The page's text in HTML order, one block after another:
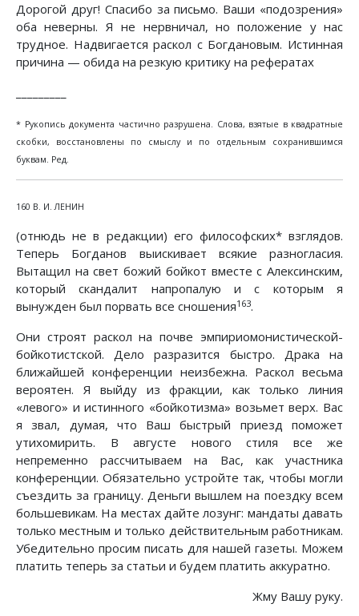
Дорогой друг! Спасибо за письмо. Ваши «подозрения»
оба неверны. Я не нервничал, но положение у нас
трудное. Надвигается раскол с Богдановым. Истинная
причина — обида на резкую критику на рефератах
* Рукопись документа частично разрушена. Слова, взятые в квадратные
скобки, восстановлены по смыслу и по отдельным сохранившимся
буквам. Ред.
160 В. И. ЛЕНИН
(отнюдь не в редакции) его философских* взглядов.
Теперь Богданов выискивает всякие разногласия.
Вытащил на свет божий бойкот вместе с Алексинским,
который скандалит напропалую и с которым я
вынужден был порвать все сношения163.
Они строят раскол на почве эмпириомонистической-
бойкотистской. Дело разразится быстро. Драка на
ближайшей конференции неизбежна. Раскол весьма
вероятен. Я выйду из фракции, как только линия
«левого» и истинного «бойкотизма» возьмет верх. Вас
я звал, думая, что Ваш быстрый приезд поможет
утихомирить. В августе нового стиля все же
непременно рассчитываем на Вас, как участника
конференции. Обязательно устройте так, чтобы могли
съездить за границу. Деньги вышлем на поездку всем
большевикам. На местах дайте лозунг: мандаты давать
только местным и только действительным работникам.
Убедительно просим писать для нашей газеты. Можем
платить теперь за статьи и будем платить аккуратно.
Жму Вашу руку.